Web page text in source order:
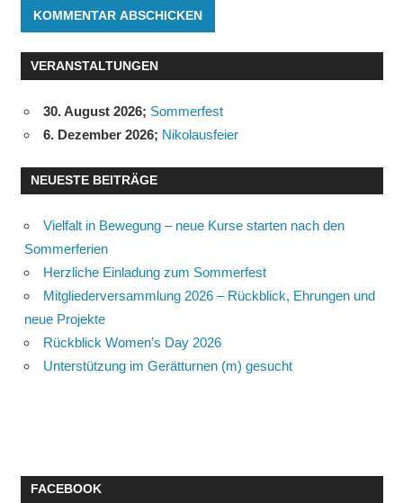
VERANSTALTUNGEN
30. August 2026; Sommerfest
6. Dezember 2026; Nikolausfeier
NEUESTE BEITRÄGE
Vielfalt in Bewegung – neue Kurse starten nach den
Sommerferien
Herzliche Einladung zum Sommerfest
Mitgliederversammlung 2026 – Rückblick, Ehrungen und
neue Projekte
Rückblick Women’s Day 2026
Unterstützung im Gerätturnen (m) gesucht
FACEBOOK